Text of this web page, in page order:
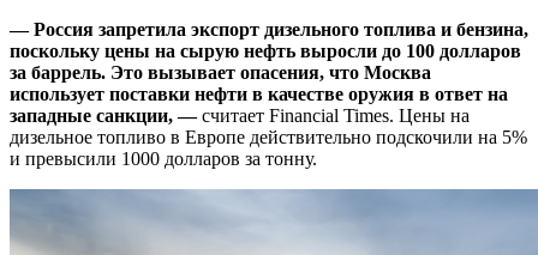
— Россия запретила экспорт дизельного топлива и бензина,
поскольку цены на сырую нефть выросли до 100 долларов
за баррель. Это вызывает опасения, что Москва
использует поставки нефти в качестве оружия в ответ на
западные санкции, —считает Financial Times. Цены на
дизельное топливо в Европе действительно подскочили на 5%
и превысили 1000 долларов за тонну.